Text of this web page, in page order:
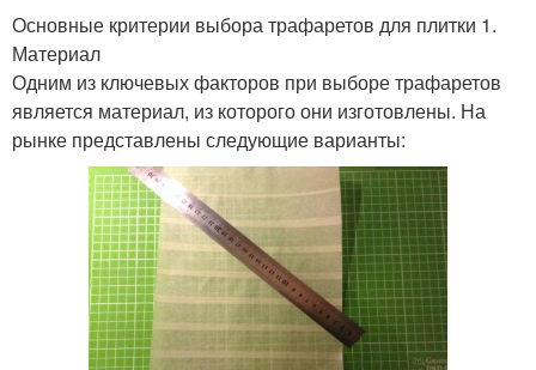
Основные критерии выбора трафаретов для плитки 1.
Материал
Одним из ключевых факторов при выборе трафаретов
является материал, из которого они изготовлены. На
рынке представлены следующие варианты: